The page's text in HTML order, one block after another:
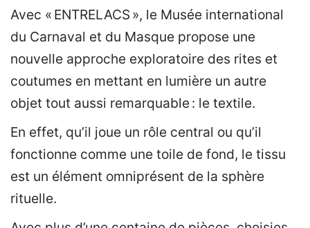
Avec « ENTRELACS », le Musée international
du Carnaval et du Masque propose une
nouvelle approche exploratoire des rites et
coutumes en mettant en lumière un autre
objet tout aussi remarquable : le textile.
En effet, qu’il joue un rôle central ou qu’il
fonctionne comme une toile de fond, le tissu
est un élément omniprésent de la sphère
rituelle.